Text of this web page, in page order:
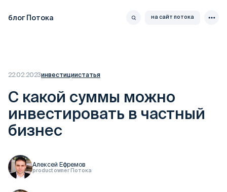
блог Потока на сайт потока
22.02.2023инвестициистатья
С какой суммы можно
инвестировать в частный
бизнес
Алексей Ефремов
product owner Потока